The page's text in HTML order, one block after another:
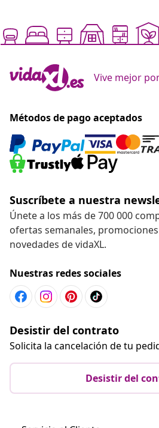
Vive mejor
Métodos de pago aceptados
Suscríbete a nuestra
Únete a los más de 700 000
ofertas semanales,
novedades de vidaXL.
Nuestras redes sociales
Desistir del contrato
Solicita la cancelación de tu
Desistir del